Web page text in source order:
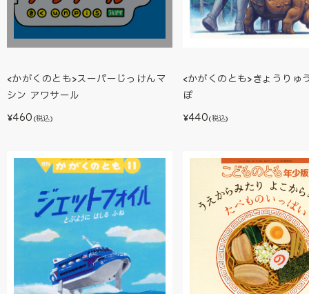
<かがくのとも>スーパーじっけんマ
シン アワサール
¥460 (税込)
<かがくのとも>きょうりゅ
ぽ
¥440(税込)